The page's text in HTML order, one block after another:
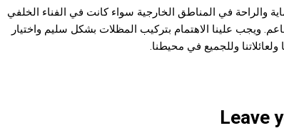
والراحة في المناطق الخارجية سواء كانت في الفناء الخلفي
ويجب علينا الاهتمام بتركيب المظلات بشكل سليم واختيار
وللجميع في محيطنا.
Leave